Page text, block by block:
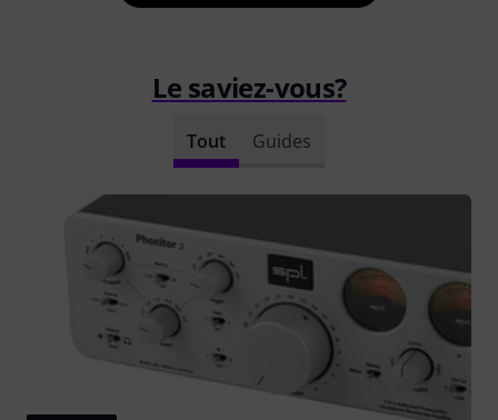
Le saviez-vous?
Tout Guides